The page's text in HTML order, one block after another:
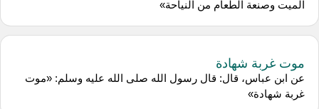
الميت وصنعة الطعام من النياحة»
موت غربة شهادة
عن ابن عباس، قال: قال رسول الله صلى الله عليه وسلم: «موت
غربة شهادة»